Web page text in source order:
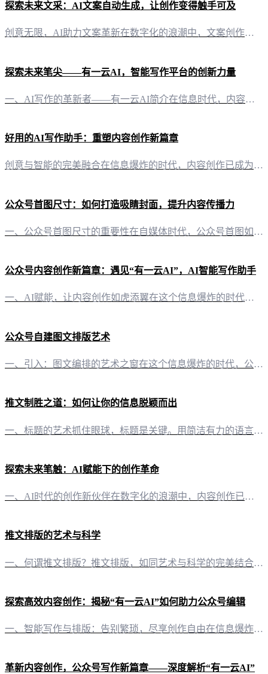
探索未来文采：AI文案自动生成，让创作变得触手可及
创意无限，AI助力文案革新在数字化的浪潮中，文案创作逐渐成为自媒体时代的重要技能。然而，面对日益繁重的创作任务，许多创作者常常感到力不从心。这时，“有一云AI”应运而生，以智能化的力量，为文案创作带来前所未有的便捷与高效。 智能排版，美学与功能的完美融合“有一云AI”在内容排版上独具匠心，提供包含标题、内容、图文、分隔、引导等五大类数千款装修皮肤。无论是追求简洁大气的风格，还是偏爱精致细腻的设计
探索未来笔尖——有一云AI，智能写作平台的创新力量
一、AI写作的革新者——有一云AI简介在信息时代，内容创作如同一场不息的浪潮，推动着社会的进步。有一云AI，应运而生，作为一款创新型AI智能写作+排版软件，它以科技之翼，为自媒体创作者开辟了一条高效、便捷的创作之路。 二、内容排版，艺术与技术的完美融合在众多内容排版软件中，有一云AI独树一帜。它提供了标题、内容、图文、分隔、引导等五大类数千款装修皮肤，每一款都如同精心设计的艺术品，既满足视觉美感
好用的AI写作助手：重塑内容创作新篇章
创意与智能的完美融合在信息爆炸的时代，内容创作已成为自媒体人的核心竞争力。然而，面对日益繁重的创作任务，如何高效、高质量地输出内容，成为许多创作者的难题。此时，“有一云AI”应运而生，以其卓越的AI智能写作功能，为创作者们带来一场颠覆性的内容创作革命。 AI智能写作，让创作轻松自如“有一云AI”是一款创新型AI智能写作+排版软件，旨在为自媒体创作者提供前沿的AI技术服务。它通过深度学习算法，能够
公众号首图尺寸：如何打造吸睛封面，提升内容传播力
一、公众号首图尺寸的重要性在自媒体时代，公众号首图如同一个人的名片，它不仅代表着公众号的整体形象，更在第一时间吸引读者的目光。首图的尺寸直接影响到视觉效果，进而影响内容的传播效果。 二、标准公众号首图尺寸解析1. 图片尺寸：900像素×500像素这是目前公众号推荐的首图尺寸。这样的尺寸既符合手机屏幕的显示需求，又能确保在多个平台上展示时保持良好的视觉效果。2. 图片比例：900:500保持图片的
公众号内容创作新篇章：遇见“有一云AI”，AI智能写作助手
一、AI赋能，让内容创作如虎添翼在这个信息爆炸的时代，公众号内容创作成为了个人品牌和企业传播的关键。然而，面对日益增长的内容需求，创作者们常常感到力不从心。此时，“有一云AI”的出现，无疑为内容创作带来了革命性的变革。 二、排版之美，千款皮肤任你选择“有一云AI”在内容排版方面独具匠心，提供了涵盖标题、内容、图文、分隔、引导等五大类的数千款装修皮肤。无论是简约大气，还是个性鲜明，总有一款能够满足
公众号自建图文排版艺术
一、引入：图文编排的艺术之窗在这个信息爆炸的时代，公众号图文内容已成为信息传播的重要载体。如何让自建的图文内容更具吸引力，排版便是关键的一环。今天，就让我们一同探索公众号自建图文的排版艺术。 二、工具与素材：打造独特风格的基础 2.1 “有一云AI”：AI智能写作与排版助手在众多排版工具中，“有一云AI”脱颖而出。它不仅提供智能写作服务，更在排版上独具匠心。其内容排版功能，如标题、内容、图文、分
推文制胜之道：如何让你的信息脱颖而出
一、标题的艺术抓住眼球，标题是关键。用简洁有力的语言，直击核心，比如：- "5分钟学会，让你的推文火遍朋友圈！"- "文案大师的秘密，让每个字都值千金！" 二、内容精炼，一针见血内容要精炼，避免冗长。用一句话概括核心信息，例如：- "告别千篇一律，用创意点亮你的推文！"- "【独家技巧】让推文瞬间增粉，秘诀就在这里！" 三、情感共鸣，引发共鸣情感是连接的桥梁。用真诚的语言触动人心，比如：- "每
探索未来笔触：AI赋能下的创作革命
一、AI时代的创作新伙伴在数字化的浪潮中，内容创作已成为每个人生活中不可或缺的一部分。然而，如何在众多创作者中脱颖而出，成为焦点？答案是——利用AI创作。 二、有一云AI：智能写作与排版，让创作更轻松 1. 智能写作，灵感源源不断“有一云AI”作为一款创新型AI智能写作+排版软件，它能够为自媒体创作者提供前沿的AI技术服务。通过AI的力量，将大部分创作需求自动化，让灵感不再受限于时间与精力。 2
推文排版的艺术与科学
一、何谓推文排版？推文排版，如同艺术与科学的完美结合，是自媒体内容呈现的关键环节。它不仅仅是对文字、图片、色彩等元素的简单堆砌，更是一种能够提升阅读体验、增强信息传达效率的视觉艺术。 二、推文排版的意义1. 提升阅读体验：良好的排版让读者在阅读过程中感到舒适，易于理解内容。2. 强化信息传达：通过排版，可以突出重点，使读者迅速抓住关键信息。3. 塑造品牌形象：统一的排版风格有助于塑造自媒体的品牌
探索高效内容创作：揭秘“有一云AI”如何助力公众号编辑
一、智能写作与排版：告别繁琐，尽享创作自由在信息爆炸的今天，内容创作与排版成为公众号运营的关键。而“有一云AI”的出现，正是为了解放创作者们的双手，让创作变得更简单、更高效。 1. 智能写作：灵感与效率的双重保障“有一云AI”以其卓越的AI智能写作能力，为自媒体创作者提供源源不断的创作灵感。无论是公众号、头条号还是小红书，这款软件都能根据你的需求，迅速生成高质量的内容。 2. 精美排版：千款模板
革新内容创作，公众号写作新篇章——深度解析“有一云AI”